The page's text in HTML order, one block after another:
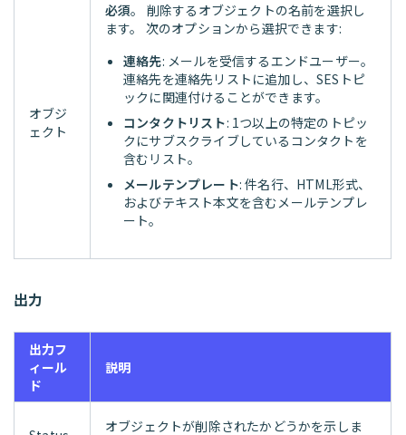
オブジ
ェクト
必須。 削除するオブジェクトの名前を選択し
ます。 次のオプションから選択できます:
連絡先: メールを受信するエンドユーザー。
連絡先を連絡先リストに追加し、SESトピ
ックに関連付けることができます。
コンタクトリスト: 1つ以上の特定のトピッ
クにサブスクライブしているコンタクトを
含むリスト。
メールテンプレート: 件名行、HTML形式、
およびテキスト本文を含むメールテンプレ
ート。
出力
出力フ
ィール
ド
説明
オブジェクトが削除されたかどうかを示しま